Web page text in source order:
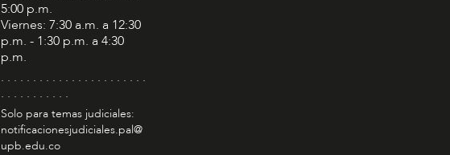
5:00 p.m.
Viernes: 7:30 a.m. a 12:30
p.m. - 1:30 p.m. a 4:30
p.m.
. . . . . . . . . . . . . . . . . . . . . . .
. . . . . . . . . . .
Solo para temas judiciales:
notificacionesjudiciales.pal@
upb.edu.co